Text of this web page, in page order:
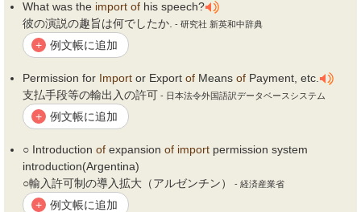
What was the import of his speech?
彼の演説の趣旨は何でしたか. - 研究社 新英和中辞典
+ 例文帳に追加
Permission for Import or Export of Means of Payment, etc.
支払手段等の輸出入の許可 - 日本法令外国語訳データベースシステム
+ 例文帳に追加
○ Introduction of expansion of import permission system
introduction(Argentina)
○輸入許可制の導入拡大（アルゼンチン）
- 経済産業省
+ 例文帳に追加